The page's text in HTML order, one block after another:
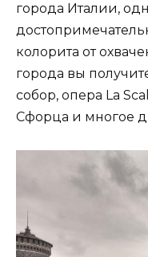
города Италии,
колорита от
города вы
собор, опера La
Сфорца и многое